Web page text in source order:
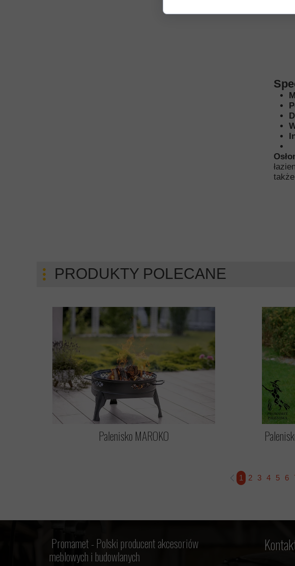
Palenisko MAROKO
1 2 3 4 5 6
PRODUKTY POLECANE
Promamet -Polski producent akcesoriów
meblowych i budowlanych